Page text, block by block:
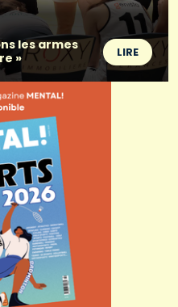
les armes
»
LIRE